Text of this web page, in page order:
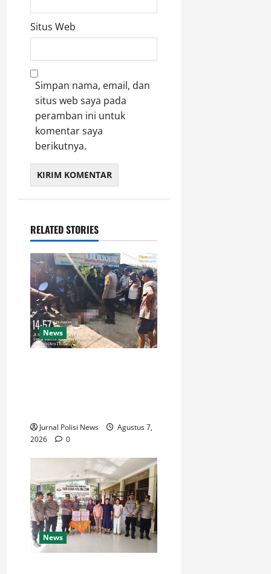
Situs Web
Simpan nama, email, dan
situs web saya pada
peramban ini untuk
komentar saya
berikutnya.
RELATED STORIES
News
Jurnal Polisi News
Agustus 7,
2026
0
News